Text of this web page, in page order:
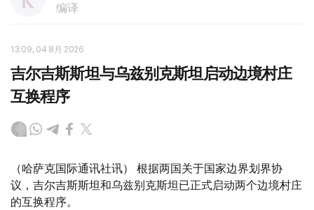
编译
13:09, 04 8月 2026
吉尔吉斯斯坦与乌兹别克斯坦启动边境村庄
互换程序
（哈萨克国际通讯社讯） 根据两国关于国家边界划界协
议，吉尔吉斯斯坦和乌兹别克斯坦已正式启动两个边境村庄
的互换程序。